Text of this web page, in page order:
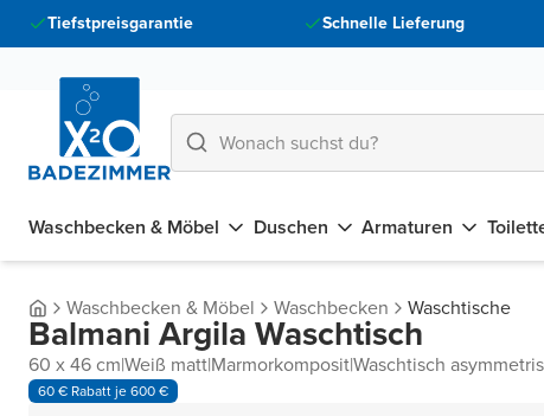
Tiefstpreisgarantie Schnelle Lieferung
Waschbecken & Möbel Duschen Armaturen
Waschbecken & Möbel Waschbecken Waschtische
Balmani Argila Waschtisch
60 x 46 cm|Weiß matt|Marmorkomposit|Waschtisch
60 € Rabatt je 600 €